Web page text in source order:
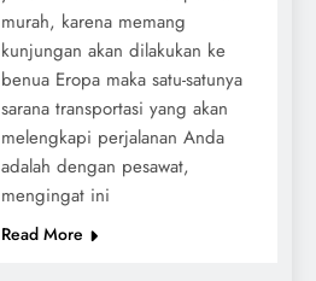
murah, karena memang
kunjungan akan dilakukan ke
benua Eropa maka satu-satunya
sarana transportasi yang akan
melengkapi perjalanan Anda
adalah dengan pesawat,
mengingat ini
Read More